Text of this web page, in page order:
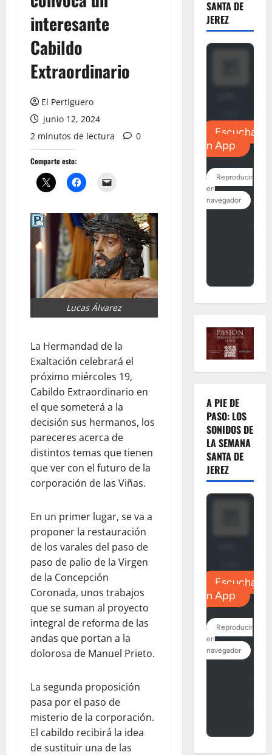
interesante
Cabildo
Extraordinario
El Pertiguero
junio 12, 2024
2 minutos de lectura
0
Comparte esto:
Lucas Álvarez
La Hermandad de la
Exaltación celebrará el
próximo miércoles 19,
Cabildo Extraordinario en
el que someterá a la
decisión sus hermanos, los
pareceres acerca de
distintos temas que tienen
que ver con el futuro de la
corporación de las Viñas.
En un primer lugar, se va a
proponer la restauración
de los varales del paso de
paso de palio de la Virgen
de la Concepción
Coronada, unos trabajos
que se suman al proyecto
integral de reforma de las
andas que portan a la
dolorosa de Manuel Prieto.
La segunda proposición
pasa por el paso de
misterio de la corporación.
El cabildo recibirá la idea
de sustituir una de las
SANTA DE
JEREZ
A PIE DE
PASO: LOS
SONIDOS DE
LA SEMANA
SANTA DE
JEREZ